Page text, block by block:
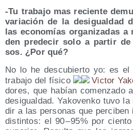
-Tu tra­ba­jo mas recien­te
varia­ción de la des­igual­dad
las eco­no­mías orga­ni­za­das
den pre­de­cir solo a par­tir
sos. ¿Por qué?
No lo he des­cu­bier­to yo: es el
tra­ba­jo del físi­co
Vic­tor
do­res, que habían comen­za­do
des­igual­dad. Yako­ven­ko tuvo
dir a las per­so­nas que per­ci­ben
dis­tin­tos: el 90 – 95% por